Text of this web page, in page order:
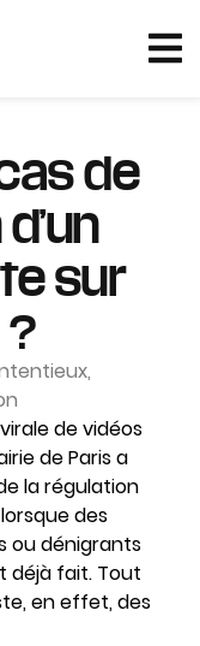
de
sur
,
de vidéos
de Paris a
la régulation
des
ou dénigrants
déjà fait. Tout
en effet, des